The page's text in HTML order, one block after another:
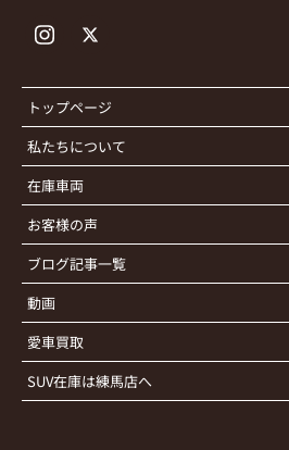
トップページ
私たちについて
在庫車両
お客様の声
ブログ記事一覧
動画
愛車買取
SUV在庫は練馬店へ